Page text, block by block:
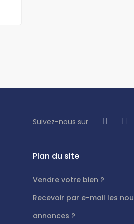
Suivez-nous sur
Plan du site
Vendre votre bien ?
Recevoir par e-mail les
annonces ?